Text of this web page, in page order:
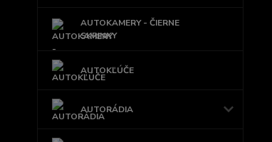
AUTOKAMERY - ČIERNE
SKRINKY
AUTOKĽÚČE
AUTORÁDIA